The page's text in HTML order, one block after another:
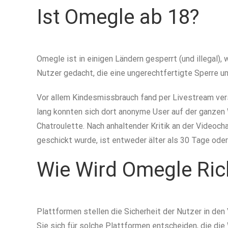
Ist Omegle ab 18?
Omegle ist in einigen Ländern gesperrt (und
Nutzer gedacht, die eine ungerechtfertigte Sperre
Vor allem Kindesmissbrauch fand per Livestream
lang konnten sich dort anonyme User auf der
Chatroulette. Nach anhaltender Kritik an der
geschickt wurde, ist entweder älter als 30 Tage
Wie Wird Omegle
Plattformen stellen die Sicherheit der Nutzer in den
Sie sich für solche Plattformen entscheiden, die